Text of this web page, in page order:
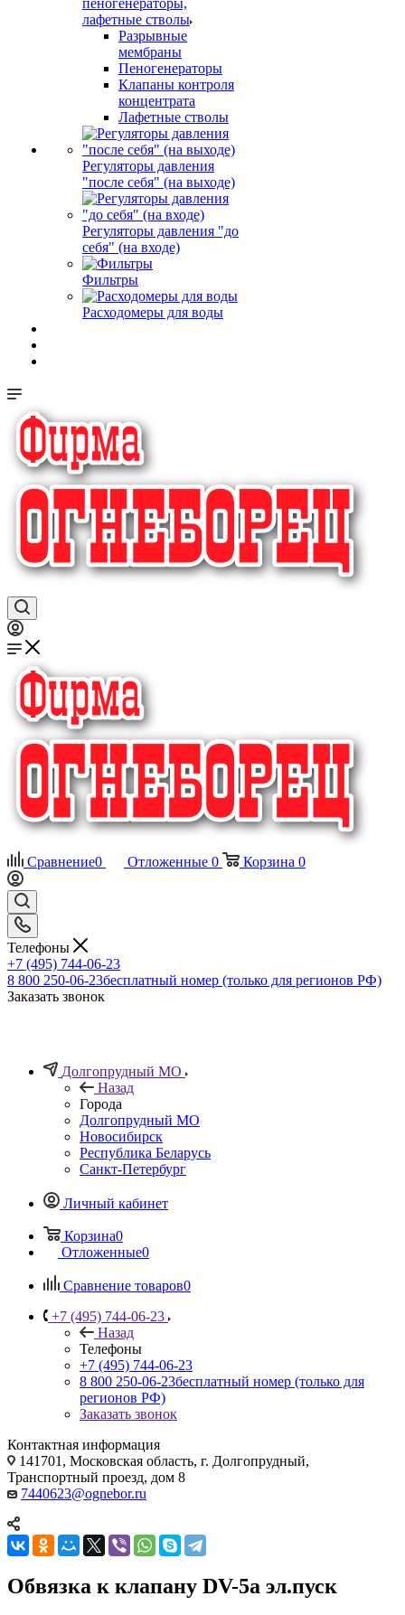
пеногенераторы,
лафетные стволы
Разрывные
мембраны
Пеногенераторы
Клапаны контроля
концентрата
Лафетные стволы
Регуляторы давления
"после себя" (на выходе)
Регуляторы давления "до
себя" (на входе)
Фильтры
Расходомеры для воды
Сравнение0 Отложенные 0 Корзина 0
Телефоны
+7 (495) 744-06-23
8 800 250-06-23бесплатный номер (только для регионов РФ)
Заказать звонок
Долгопрудный МО
Назад
Города
Долгопрудный МО
Новосибирск
Республика Беларусь
Санкт-Петербург
Личный кабинет
Корзина0
Отложенные0
Сравнение товаров0
+7 (495) 744-06-23
Назад
Телефоны
+7 (495) 744-06-23
8 800 250-06-23бесплатный номер (только для
регионов РФ)
Заказать звонок
Контактная информация
141701, Московская область, г. Долгопрудный,
Транспортный проезд, дом 8
7440623@ognebor.ru
Обвязка к клапану DV-5a эл.пуск